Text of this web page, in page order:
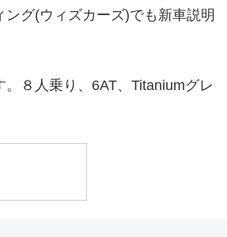
グ(ウィズカーズ)でも新車説明
８人乗り、6AT、Titaniumグレ